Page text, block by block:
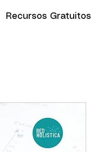
Recursos Gratuitos